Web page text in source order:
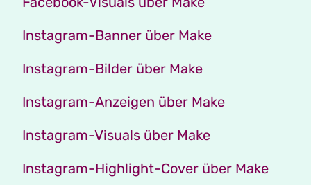
Instagram-Banner über Make
Instagram-Bilder über Make
Instagram-Anzeigen über Make
Instagram-Visuals über Make
Instagram-Highlight-Cover über Make